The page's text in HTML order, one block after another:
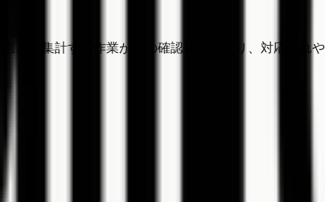
次で集計する作業が人の確認待ちになり、対応漏れ